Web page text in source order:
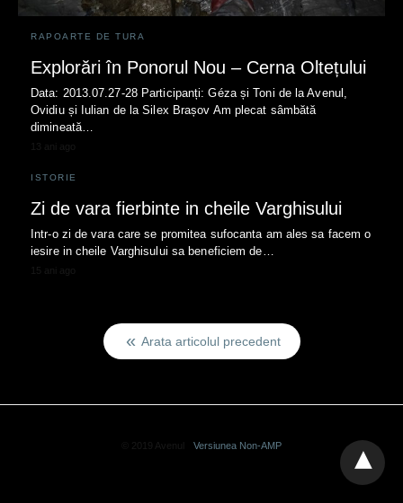
RAPOARTE DE TURA
Explorări în Ponorul Nou – Cerna Oltețului
Data: 2013.07.27-28 Participanți: Géza și Toni de la Avenul,
Ovidiu și Iulian de la Silex Brașov Am plecat sâmbătă
dimineată…
13 ani ago
ISTORIE
Zi de vara fierbinte in cheile Varghisului
Intr-o zi de vara care se promitea sufocanta am ales sa facem o
iesire in cheile Varghisului sa beneficiem de…
15 ani ago
Arata articolul precedent
© 2019 Avenul Versiunea Non-AMP